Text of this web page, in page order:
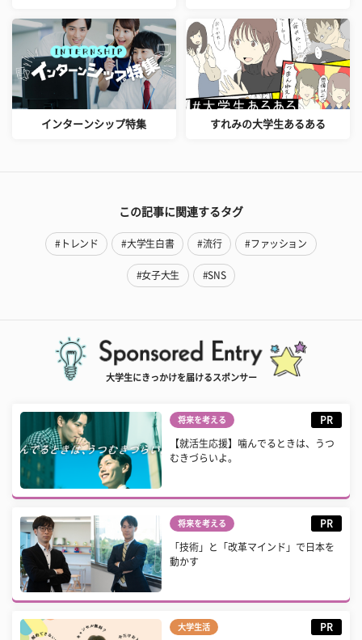
インターンシップ特集 すれみの大学生あるある
この記事に関連するタグ
#トレンド #大学生白書 #流行 #ファッション
#女子大生 #SNS
大学生にきっかけを届けるスポンサー
将来を考える PR
【就活生応援】噛んでるときは、うつ
むきづらいよ。
将来を考える PR
「技術」と「改革マインド」で日本を
動かす
大学生活 PR